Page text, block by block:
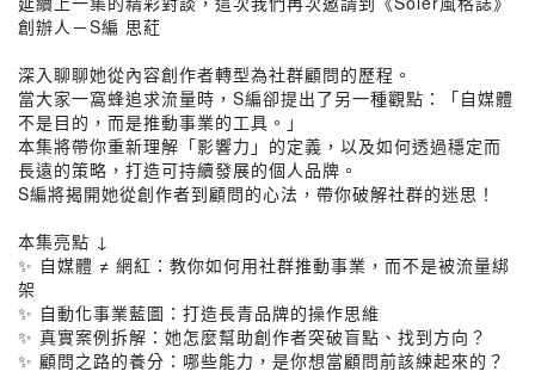
創辦人－S編 思葒
深入聊聊她從內容創作者轉型為社群顧問的歷程。
當大家一窩蜂追求流量時，S編卻提出了另一種觀點：「自媒體
不是目的，而是推動事業的工具。」
本集將帶你重新理解「影響力」的定義，以及如何透過穩定而
長遠的策略，打造可持續發展的個人品牌。
S編將揭開她從創作者到顧問的心法，帶你破解社群的迷思！
本集亮點 ↓
✨ 自媒體 ≠ 網紅：教你如何用社群推動事業，而不是被流量綁
架
✨ 自動化事業藍圖：打造長青品牌的操作思維
✨ 真實案例拆解：她怎麼幫助創作者突破盲點、找到方向？
✨ 顧問之路的養分：哪些能力，是你想當顧問前該練起來的？